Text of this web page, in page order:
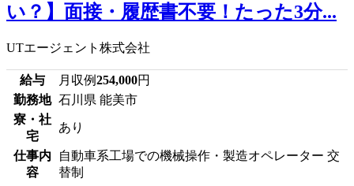
い？】面接・履歴書不要！たった3分...
UTエージェント株式会社
給与 月収例254,000円
勤務地 石川県 能美市
寮・社
宅
あり
仕事内
容
自動車系工場での機械操作・製造オペレーター 交
替制